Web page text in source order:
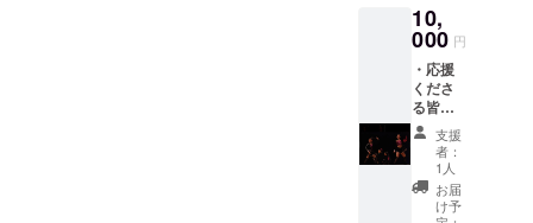
チーム
名や個
人名を
記入い
ただ
き、応
援に利
用する
ことが
できま
す。
10,
000 円
・応援
くださ
る皆様
へ、一
同から
の御礼
メッ
セージ
支援
者：
1人
お届
け予